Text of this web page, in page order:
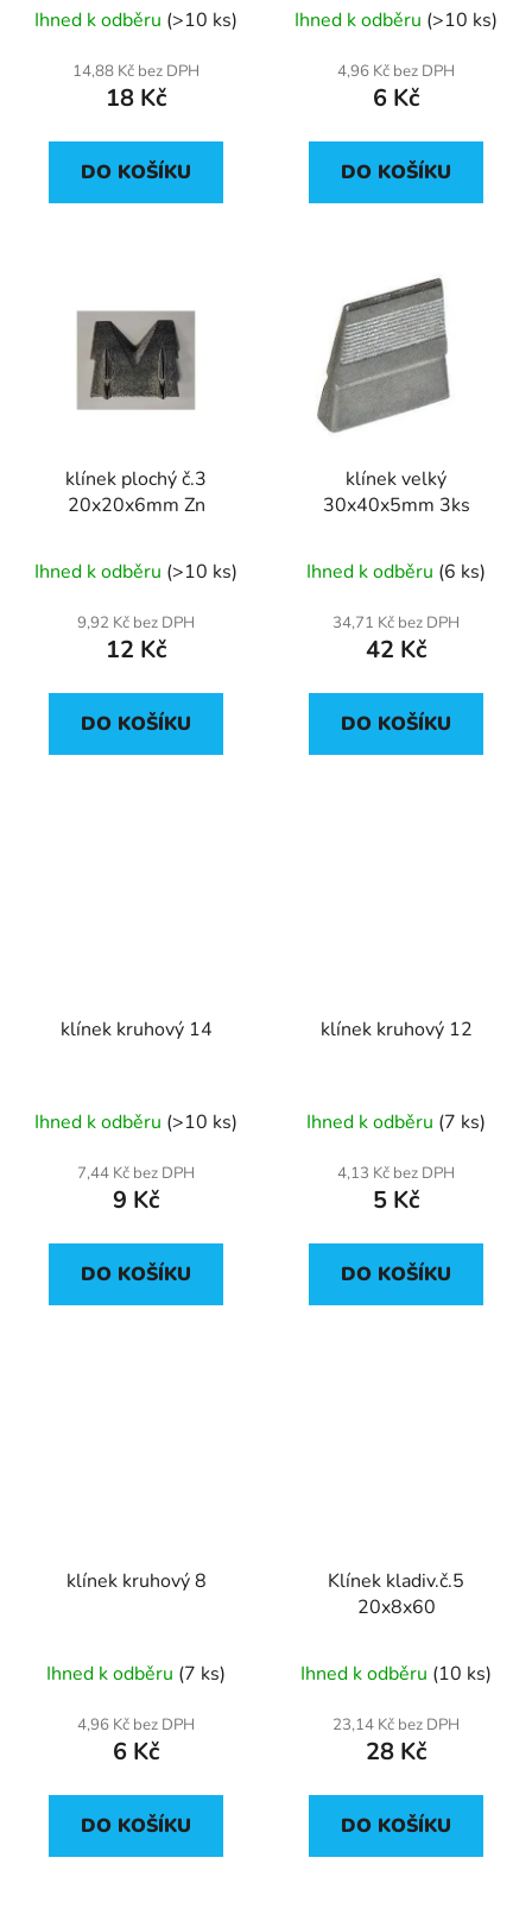
Ihned k odběru (>10 ks)
14,88 Kč bez DPH
18 Kč
DO KOŠÍKU
Ihned k odběru (>10 ks)
4,96 Kč bez DPH
6 Kč
DO KOŠÍKU
klínek plochý č.3
20x20x6mm Zn
Ihned k odběru (>10 ks)
9,92 Kč bez DPH
12 Kč
DO KOŠÍKU
klínek velký
30x40x5mm 3ks
Ihned k odběru (6 ks)
34,71 Kč bez DPH
42 Kč
DO KOŠÍKU
klínek kruhový 14
Ihned k odběru (>10 ks)
7,44 Kč bez DPH
9 Kč
DO KOŠÍKU
klínek kruhový 12
Ihned k odběru (7 ks)
4,13 Kč bez DPH
5 Kč
DO KOŠÍKU
klínek kruhový 8
Ihned k odběru (7 ks)
4,96 Kč bez DPH
6 Kč
DO KOŠÍKU
Klínek kladiv.č.5
20x8x60
Ihned k odběru (10 ks)
23,14 Kč bez DPH
28 Kč
DO KOŠÍKU